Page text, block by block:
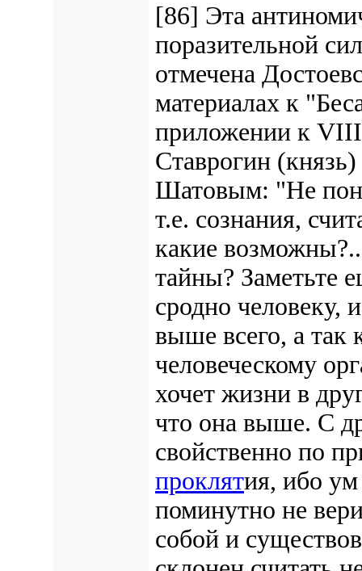
[86] Эта
поразительной
отмечена
материалах к
приложении к
Ставрогин (князь)
Шатовым: "Не
т.е. сознания,
какие
тайны? Заметьте
сродно человеку,
выше всего, а так
человеческому
хочет жизни в
что она выше. С
свойственно по
проклятия, ибо ум
поминутно не
собой и